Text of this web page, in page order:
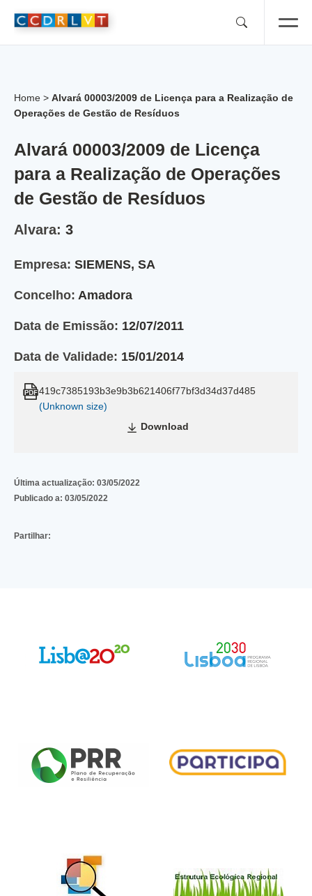
Home > Alvará 00003/2009 de Licença para a Realização de
Operações de Gestão de Resíduos
Alvará 00003/2009 de Licença
para a Realização de Operações
de Gestão de Resíduos
Alvara: 3
Empresa: SIEMENS, SA
Concelho: Amadora
Data de Emissão: 12/07/2011
Data de Validade: 15/01/2014
419c7385193b3e9b3b621406f77bf3d34d37d485
(Unknown size)
Download
Última actualização: 03/05/2022
Publicado a: 03/05/2022
Partilhar: